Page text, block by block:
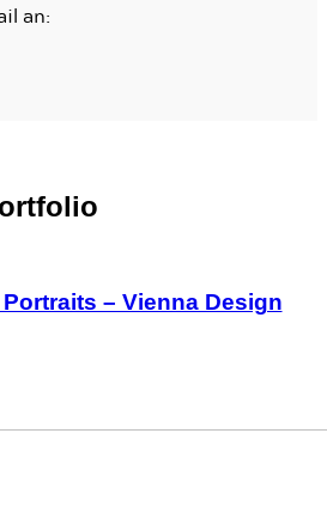
an:
– Vienna Design